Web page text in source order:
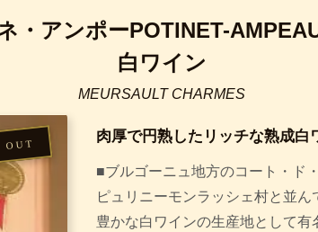
・アンポーPOTINET-
白ワイン
MEURSAULT CHARMES
肉厚で円熟したリッチな熟成白
■ブルゴーニュ地方のコート・ド
ピュリニーモンラッシェ村と並ん
豊かな白ワインの生産地として